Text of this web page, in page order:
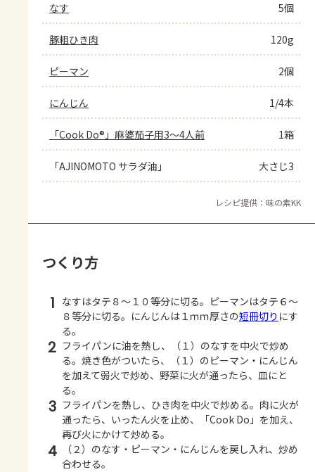
なす 5個
豚粗ひき肉 120g
ピーマン 2個
にんじん 1/4本
「Cook Do®」麻婆茄子用3～4人前 1箱
「AJINOMOTO サラダ油」 大さじ3
レシピ提供：味の素KK
つくり方
1 なすはタテ８～１０等分に切る。ピーマンはタテ６～
８等分に切る。にんじんは１ｍｍ厚さの短冊切り にす
る。
2 フライパンに油を熱し、（１）のなすを中火で炒め
る。焼き色がついたら、（１）のピーマン・にんじん
を加えて弱火で炒め、野菜に火が通ったら、皿にと
る。
3 フライパンを熱し、ひき肉を中火で炒める。肉に火が
通ったら、いったん火を止め、「Cook Do」を加え、
再び火にかけて炒める。
4
（２）のなす・ピーマン・にんじんを戻し入れ、炒め
合わせる。